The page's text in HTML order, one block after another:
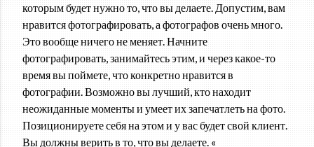
которым будет нужно то, что вы делаете. Допустим, вам
нравится фотографировать, а фотографов очень много.
Это вообще ничего не меняет. Начните
фотографировать, занимайтесь этим, и через какое-то
время вы поймете, что конкретно нравится в
фотографии. Возможно вы лучший, кто находит
неожиданные моменты и умеет их запечатлеть на фото.
Позиционируете себя на этом и у вас будет свой клиент.
Вы должны верить в то, что вы делаете. «